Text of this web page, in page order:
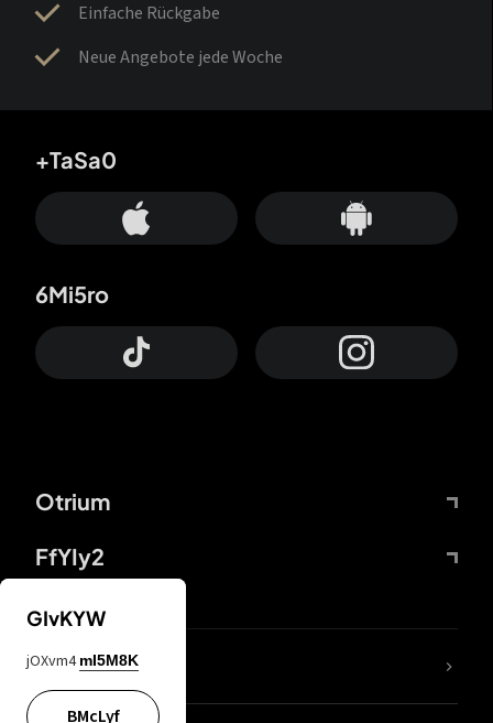
Einfache Rückgabe
Neue Angebote jede Woche
Otrium
FfYIy2
+TaSa0
6Mi5ro
DDcvSo
GIvKYW
jOXvm4 mI5M8K
BMcLyf